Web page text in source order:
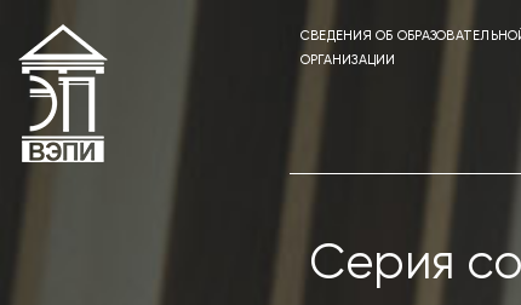
СВЕДЕНИЯ ОБ
ОРГАНИЗАЦИИ
Серия